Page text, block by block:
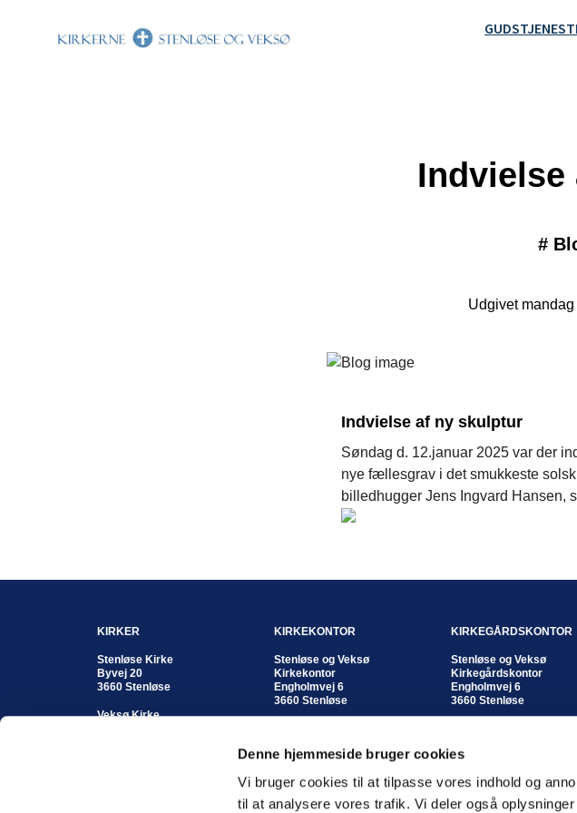
Denne hjemmeside bruger cookies
Vi bruger cookies til at tilpasse vores indhold og
til at analysere vores trafik. Vi deler også
#
Udgivet
Indvielse af ny skulptur
Søndag d. 12.januar 2025 var der
nye fællesgrav i det smukkeste
billedhugger Jens Ingvard Hansen,
KIRKER
Stenløse Kirke
Byvej 20
3660 Stenløse
Veksø Kirke
KIRKEKONTOR
Stenløse og Veksø
Kirkekontor
Engholmvej 6
3660 Stenløse
kl. 10:00 - 12:00 eller
Koordinerende kordegn
KIRKEGÅRDSKONTOR
Stenløse og Veksø
Kirkegårdskontor
Engholmvej 6
3660 Stenløse
kl. 10:00 - 12:00 eller
Kirkegårdsleder